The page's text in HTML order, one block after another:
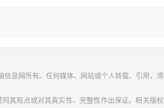
信息网所有。任何媒体、网站或个人转载、引用，须
其观点或对其真实性、完整性作出保证。相关版权